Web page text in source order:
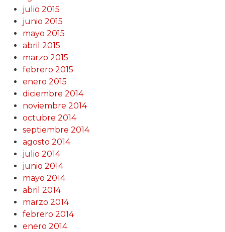
julio 2015
junio 2015
mayo 2015
abril 2015
marzo 2015
febrero 2015
enero 2015
diciembre 2014
noviembre 2014
octubre 2014
septiembre 2014
agosto 2014
julio 2014
junio 2014
mayo 2014
abril 2014
marzo 2014
febrero 2014
enero 2014